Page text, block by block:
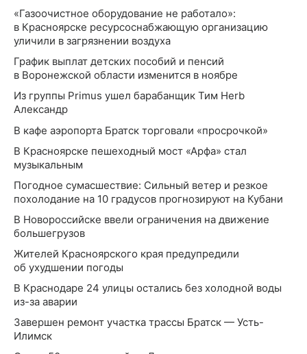
«Газоочистное оборудование не работало»:
в Красноярске ресурсоснабжающую организацию
уличили в загрязнении воздуха
График выплат детских пособий и пенсий
в Воронежской области изменится в ноябре
Из группы Primus ушел барабанщик Тим Herb
Александр
В кафе аэропорта Братск торговали «просрочкой»
В Красноярске пешеходный мост «Арфа» стал
музыкальным
Погодное сумасшествие: Сильный ветер и резкое
похолодание на 10 градусов прогнозируют на Кубани
В Новороссийске ввели ограничения на движение
большегрузов
Жителей Красноярского края предупредили
об ухудшении погоды
В Краснодаре 24 улицы остались без холодной воды
из-за аварии
Завершен ремонт участка трассы Братск — Усть-
Илимск